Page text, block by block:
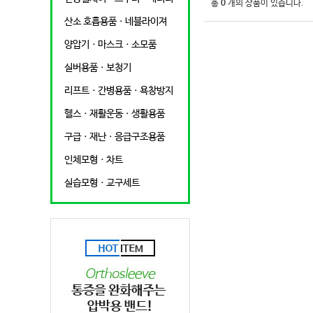
산소 호흡용품ㆍ네블라이져
양압기ㆍ마스크ㆍ소모품
실버용품ㆍ보청기
리프트ㆍ간병용품ㆍ욕창방지
헬스ㆍ재활운동ㆍ생활용품
구급ㆍ재난ㆍ응급구조용품
인체모형ㆍ차트
실습모형ㆍ교구세트
총 0 개의 상품이 있습니다.